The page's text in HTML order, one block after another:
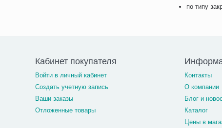
по типу
Кабинет покупателя
Войти в личный кабинет
Создать учетную запись
Ваши заказы
Отложенные товары
Контакты
О компании
Блог и
Каталог
Цены в